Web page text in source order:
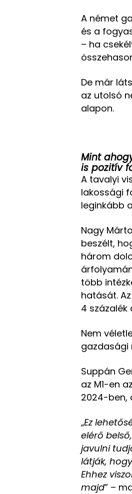
A német
és a
– ha
De már
az utolsó
alapon.
Mint
is pozitív
A tavalyi
lakossági
leginkább
Nagy
beszélt,
három
több
hatását.
4 százalék
Nem
gazdasági
Suppán
az M1-en
2024-ben,
„Ez
elérő
javulni
látják,
Ehhez
majd” –